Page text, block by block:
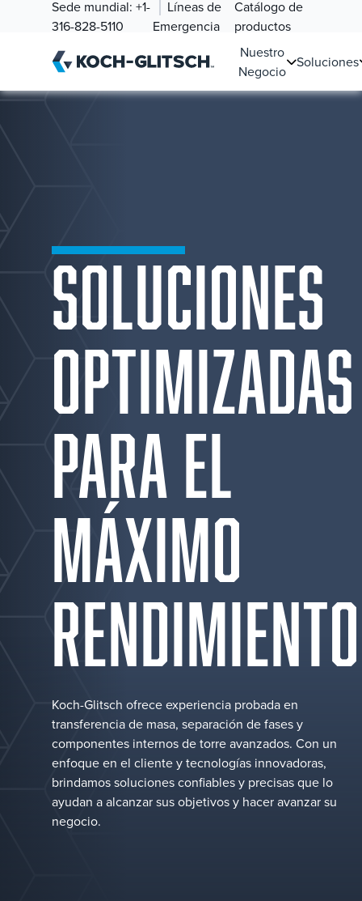
Sede mundial: +1-
316-828-5110
Líneas de
Emergencia
Catálogo de
productos
Nuestro
Negocio
Soluciones
SOLUCIONES
OPTIMIZADAS
PARA EL
MÁXIMO
RENDIMIENTO
Koch-Glitsch ofrece experiencia probada en
transferencia de masa, separación de fases y
componentes internos de torre avanzados. Con un
enfoque en el cliente y tecnologías innovadoras,
brindamos soluciones confiables y precisas que lo
ayudan a alcanzar sus objetivos y hacer avanzar su
negocio.